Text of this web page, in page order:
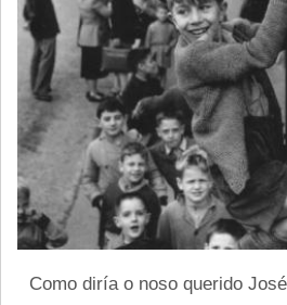
Como diría o noso querido